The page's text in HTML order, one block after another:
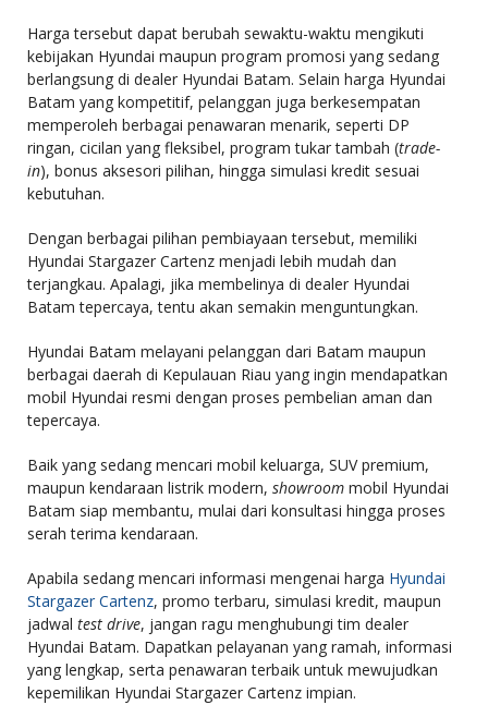
Harga tersebut dapat berubah sewaktu-waktu mengikuti
kebijakan Hyundai maupun program promosi yang sedang
berlangsung di dealer Hyundai Batam. Selain harga Hyundai
Batam yang kompetitif, pelanggan juga berkesempatan
memperoleh berbagai penawaran menarik, seperti DP
ringan, cicilan yang fleksibel, program tukar tambah (trade-
in), bonus aksesori pilihan, hingga simulasi kredit sesuai
kebutuhan.
Dengan berbagai pilihan pembiayaan tersebut, memiliki
Hyundai Stargazer Cartenz menjadi lebih mudah dan
terjangkau. Apalagi, jika membelinya di dealer Hyundai
Batam tepercaya, tentu akan semakin menguntungkan.
Hyundai Batam melayani pelanggan dari Batam maupun
berbagai daerah di Kepulauan Riau yang ingin mendapatkan
mobil Hyundai resmi dengan proses pembelian aman dan
tepercaya.
Baik yang sedang mencari mobil keluarga, SUV premium,
maupun kendaraan listrik modern, showroom mobil Hyundai
Batam siap membantu, mulai dari konsultasi hingga proses
serah terima kendaraan.
Apabila sedang mencari informasi mengenai harga Hyundai
Stargazer Cartenz, promo terbaru, simulasi kredit, maupun
jadwal test drive, jangan ragu menghubungi tim dealer
Hyundai Batam. Dapatkan pelayanan yang ramah, informasi
yang lengkap, serta penawaran terbaik untuk mewujudkan
kepemilikan Hyundai Stargazer Cartenz impian.